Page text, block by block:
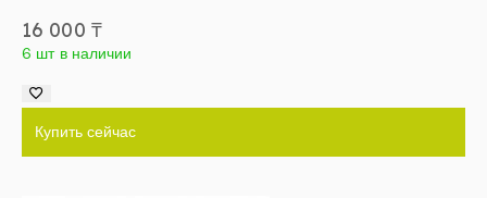
16 000 ₸
6 шт в наличии
Купить сейчас